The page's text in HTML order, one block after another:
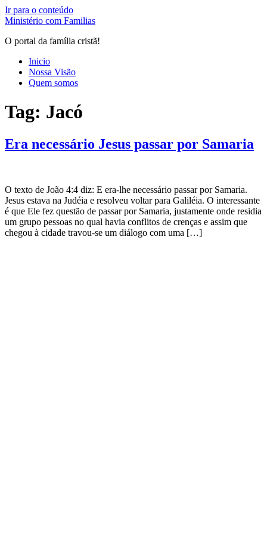
Ir para o conteúdo
Ministério com Familias
O portal da família cristã!
Inicio
Nossa Visão
Quem somos
Tag: Jacó
Era necessário Jesus passar por Samaria
O texto de João 4:4 diz: E era-lhe necessário passar por Samaria.
Jesus estava na Judéia e resolveu voltar para Galiléia. O interessante
é que Ele fez questão de passar por Samaria, justamente onde residia
um grupo pessoas no qual havia conflitos de crenças e assim que
chegou à cidade travou-se um diálogo com uma […]